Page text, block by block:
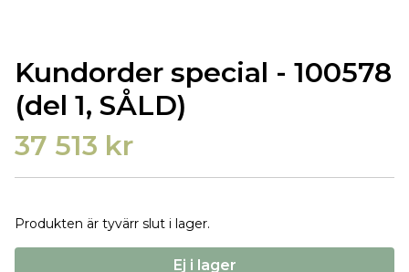
Kundorder special - 100578
(del 1, SÅLD)
37 513 kr
Produkten är tyvärr slut i lager.
Ej i lager